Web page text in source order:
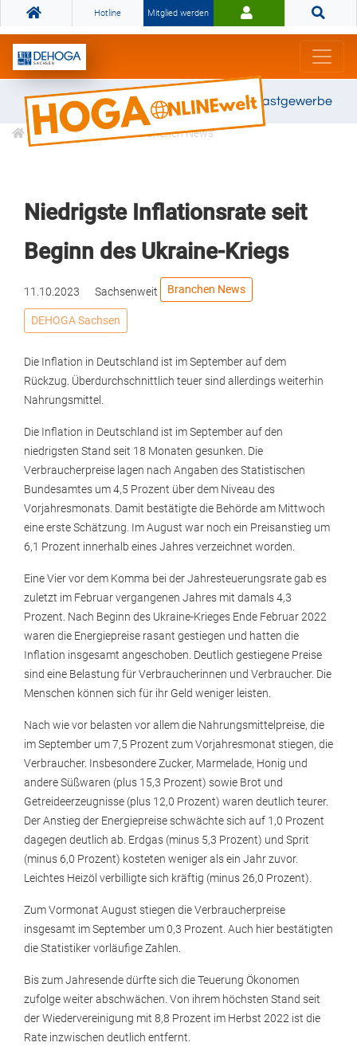
Hotline Mitglied werden
Gemeinsam stark für das Gastgewerbe
Informationen Branchen News
Niedrigste Inflationsrate seit
Beginn des Ukraine-Kriegs
11.10.2023 Sachsenweit Branchen News
DEHOGA Sachsen
Die Inflation in Deutschland ist im September auf dem
Rückzug. Überdurchschnittlich teuer sind allerdings weiterhin
Nahrungsmittel.
Die Inflation in Deutschland ist im September auf den
niedrigsten Stand seit 18 Monaten gesunken. Die
Verbraucherpreise lagen nach Angaben des Statistischen
Bundesamtes um 4,5 Prozent über dem Niveau des
Vorjahresmonats. Damit bestätigte die Behörde am Mittwoch
eine erste Schätzung. Im August war noch ein Preisanstieg um
6,1 Prozent innerhalb eines Jahres verzeichnet worden.
Eine Vier vor dem Komma bei der Jahresteuerungsrate gab es
zuletzt im Februar vergangenen Jahres mit damals 4,3
Prozent. Nach Beginn des Ukraine-Krieges Ende Februar 2022
waren die Energiepreise rasant gestiegen und hatten die
Inflation insgesamt angeschoben. Deutlich gestiegene Preise
sind eine Belastung für Verbraucherinnen und Verbraucher. Die
Menschen können sich für ihr Geld weniger leisten.
Nach wie vor belasten vor allem die Nahrungsmittelpreise, die
im September um 7,5 Prozent zum Vorjahresmonat stiegen, die
Verbraucher. Insbesondere Zucker, Marmelade, Honig und
andere Süßwaren (plus 15,3 Prozent) sowie Brot und
Getreideerzeugnisse (plus 12,0 Prozent) waren deutlich teurer.
Der Anstieg der Energiepreise schwächte sich auf 1,0 Prozent
dagegen deutlich ab. Erdgas (minus 5,3 Prozent) und Sprit
(minus 6,0 Prozent) kosteten weniger als ein Jahr zuvor.
Leichtes Heizöl verbilligte sich kräftig (minus 26,0 Prozent).
Zum Vormonat August stiegen die Verbraucherpreise
insgesamt im September um 0,3 Prozent. Auch hier bestätigten
die Statistiker vorläufige Zahlen.
Bis zum Jahresende dürfte sich die Teuerung Ökonomen
zufolge weiter abschwächen. Von ihrem höchsten Stand seit
der Wiedervereinigung mit 8,8 Prozent im Herbst 2022 ist die
Rate inzwischen deutlich entfernt.